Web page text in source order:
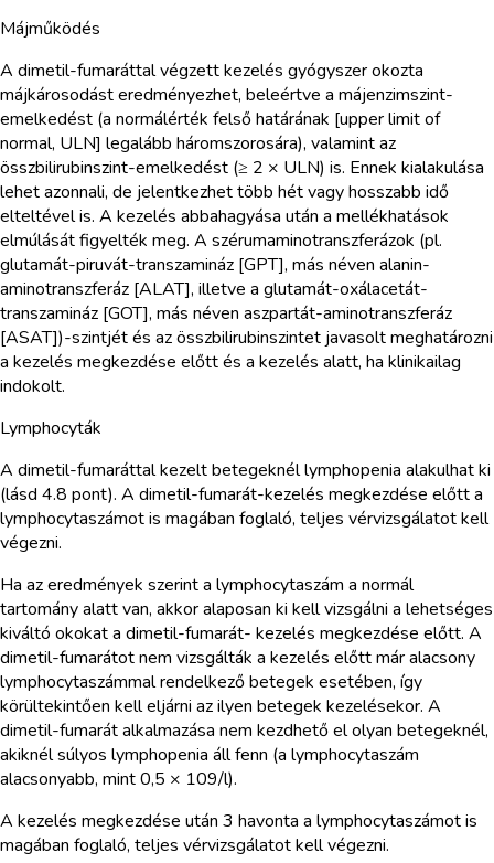
Májműködés
A dimetil-fumaráttal végzett kezelés gyógyszer okozta
májkárosodást eredményezhet, beleértve a májenzimszint-
emelkedést (a normálérték felső határának [upper limit of
normal, ULN] legalább háromszorosára), valamint az
összbilirubinszint-emelkedést (≥ 2 × ULN) is. Ennek kialakulása
lehet azonnali, de jelentkezhet több hét vagy hosszabb idő
elteltével is. A kezelés abbahagyása után a mellékhatások
elmúlását figyelték meg. A szérumaminotranszferázok (pl.
glutamát-piruvát-transzamináz [GPT], más néven alanin-
aminotranszferáz [ALAT], illetve a glutamát-oxálacetát-
transzamináz [GOT], más néven aszpartát-aminotranszferáz
[ASAT])-szintjét és az összbilirubinszintet javasolt meghatározni
a kezelés megkezdése előtt és a kezelés alatt, ha klinikailag
indokolt.
Lymphocyták
A dimetil-fumaráttal kezelt betegeknél lymphopenia alakulhat ki
(lásd 4.8 pont). A dimetil-fumarát-kezelés megkezdése előtt a
lymphocytaszámot is magában foglaló, teljes vérvizsgálatot kell
végezni.
Ha az eredmények szerint a lymphocytaszám a normál
tartomány alatt van, akkor alaposan ki kell vizsgálni a lehetséges
kiváltó okokat a dimetil-fumarát- kezelés megkezdése előtt. A
dimetil-fumarátot nem vizsgálták a kezelés előtt már alacsony
lymphocytaszámmal rendelkező betegek esetében, így
körültekintően kell eljárni az ilyen betegek kezelésekor. A
dimetil-fumarát alkalmazása nem kezdhető el olyan betegeknél,
akiknél súlyos lymphopenia áll fenn (a lymphocytaszám
alacsonyabb, mint 0,5 × 109/l).
A kezelés megkezdése után 3 havonta a lymphocytaszámot is
magában foglaló, teljes vérvizsgálatot kell végezni.